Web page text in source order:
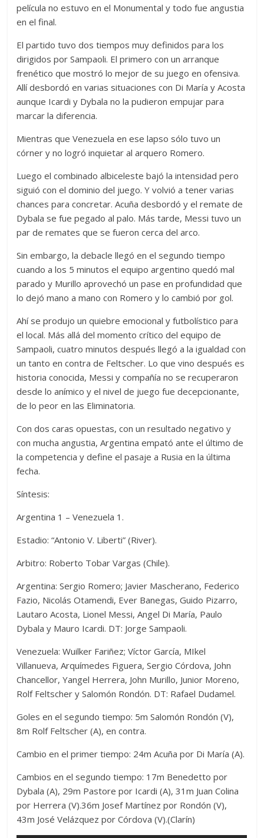
película no estuvo en el Monumental y todo fue angustia
en el final.
El partido tuvo dos tiempos muy definidos para los
dirigidos por Sampaoli. El primero con un arranque
frenético que mostró lo mejor de su juego en ofensiva.
Allí desbordó en varias situaciones con Di María y Acosta
aunque Icardi y Dybala no la pudieron empujar para
marcar la diferencia.
Mientras que Venezuela en ese lapso sólo tuvo un
córner y no logró inquietar al arquero Romero.
Luego el combinado albiceleste bajó la intensidad pero
siguió con el dominio del juego. Y volvió a tener varias
chances para concretar. Acuña desbordó y el remate de
Dybala se fue pegado al palo. Más tarde, Messi tuvo un
par de remates que se fueron cerca del arco.
Sin embargo, la debacle llegó en el segundo tiempo
cuando a los 5 minutos el equipo argentino quedó mal
parado y Murillo aprovechó un pase en profundidad que
lo dejó mano a mano con Romero y lo cambió por gol.
Ahí se produjo un quiebre emocional y futbolístico para
el local. Más allá del momento crítico del equipo de
Sampaoli, cuatro minutos después llegó a la igualdad con
un tanto en contra de Feltscher. Lo que vino después es
historia conocida, Messi y compañía no se recuperaron
desde lo anímico y el nivel de juego fue decepcionante,
de lo peor en las Eliminatoria.
Con dos caras opuestas, con un resultado negativo y
con mucha angustia, Argentina empató ante el último de
la competencia y define el pasaje a Rusia en la última
fecha.
Síntesis:
Argentina 1 – Venezuela 1.
Estadio: “Antonio V. Liberti” (River).
Arbitro: Roberto Tobar Vargas (Chile).
Argentina: Sergio Romero; Javier Mascherano, Federico
Fazio, Nicolás Otamendi, Ever Banegas, Guido Pizarro,
Lautaro Acosta, Lionel Messi, Angel Di María, Paulo
Dybala y Mauro Icardi. DT: Jorge Sampaoli.
Venezuela: Wuilker Fariñez; Víctor García, MIkel
Villanueva, Arquímedes Figuera, Sergio Córdova, John
Chancellor, Yangel Herrera, John Murillo, Junior Moreno,
Rolf Feltscher y Salomón Rondón. DT: Rafael Dudamel.
Goles en el segundo tiempo: 5m Salomón Rondón (V),
8m Rolf Feltscher (A), en contra.
Cambio en el primer tiempo: 24m Acuña por Di María (A).
Cambios en el segundo tiempo: 17m Benedetto por
Dybala (A), 29m Pastore por Icardi (A), 31m Juan Colina
por Herrera (V).36m Josef Martínez por Rondón (V),
43m José Velázquez por Córdova (V).(Clarín)